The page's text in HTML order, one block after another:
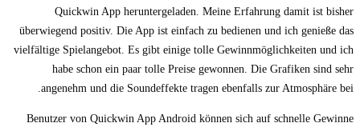
Quickwin App heruntergeladen. Meine Erfahrung damit ist bisher
überwiegend positiv. Die App ist einfach zu bedienen und ich genieße das
vielfältige Spielangebot. Es gibt einige tolle Gewinnmöglichkeiten und ich
habe schon ein paar tolle Preise gewonnen. Die Grafiken sind sehr
angenehm und die Soundeffekte tragen ebenfalls zur Atmosphäre bei.
Benutzer von Quickwin App Android können sich auf schnelle Gewinne